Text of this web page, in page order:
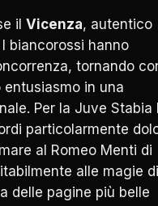
il Vicenza, autentico
biancorossi hanno
tornando
in una
Per la Juve Stabia
particolarmente
al Romeo Menti di
alle magie di
delle pagine più belle